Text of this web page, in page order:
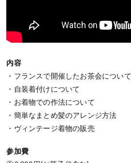
内容
・フランスで開催したお茶会について
・自装着付けについて
・お着物での作法について
・簡単なまとめ髪のアレンジ方法
・ヴィンテージ着物の販売
参加費